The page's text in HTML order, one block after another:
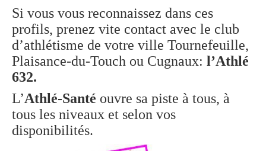
Si vous vous reconnaissez dans ces
profils, prenez vite contact avec le club
d’athlétisme de votre ville Tournefeuille,
Plaisance-du-Touch ou Cugnaux: l’Athlé
632.
L’Athlé-Santé ouvre sa piste à tous, à
tous les niveaux et selon vos
disponibilités.